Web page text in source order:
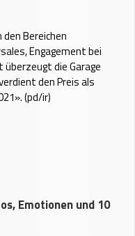
den Bereichen
Engagement bei
die Garage
den Preis als
(pd/ir)
Emotionen und 10